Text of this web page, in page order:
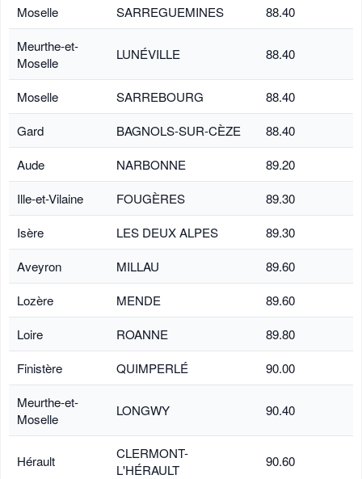
Moselle SARREGUEMINES
88.40
Meurthe-et-
Moselle
LUNÉVILLE 88.40
Moselle SARREBOURG
88.40
Gard
BAGNOLS-SUR-CÈZE
88.40
Aude
NARBONNE
89.20
Ille-et-Vilaine
FOUGÈRES
89.30
Isère
LES DEUX ALPES
89.30
Aveyron
MILLAU
89.60
Lozère
MENDE
89.60
Loire
ROANNE
89.80
Finistère
QUIMPERLÉ
90.00
Meurthe-et-
Moselle
LONGWY 90.40
Hérault
CLERMONT-
L'HÉRAULT
90.60